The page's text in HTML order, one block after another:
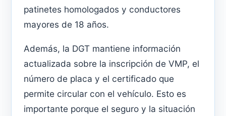
patinetes homologados y conductores
mayores de 18 años.
Además, la DGT mantiene información
actualizada sobre la inscripción de VMP, el
número de placa y el certificado que
permite circular con el vehículo. Esto es
importante porque el seguro y la situación